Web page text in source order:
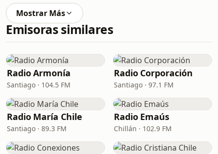
Mostrar Más
Emisoras similares
Radio Armonía
Santiago · 104.5 FM
Radio Corporación
Santiago · 97.1 FM
Radio María Chile
Santiago · 89.3 FM
Radio Emaús
Chillán · 102.9 FM